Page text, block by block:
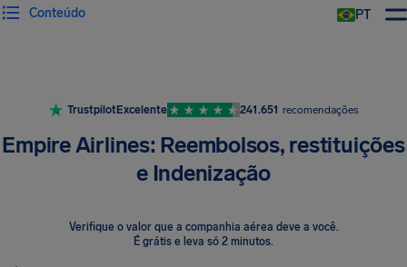
PT
Conteúdo
TrustpilotExcelente 241.651 recomendações
Empire Airlines: Reembolsos, restituições
e Indenização
Verifique o valor que a companhia aérea deve a você.
É grátis e leva só 2 minutos.